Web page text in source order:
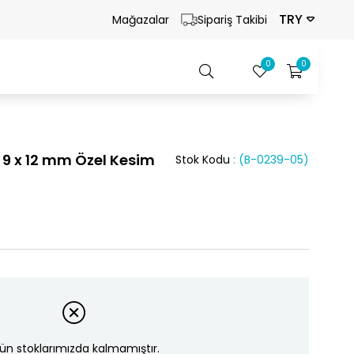
Mağazalar Sipariş Takibi TRY
0
0
9 x 12 mm Özel Kesim (B-0239-05)
Stok Kodu
stoklarımızda kalmamıştır.